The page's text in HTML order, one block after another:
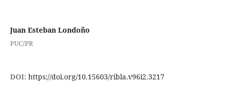
Juan Esteban Londoño
PUC/PR
DOI: https://doi.org/10.15603/ribla.v96i2.3217